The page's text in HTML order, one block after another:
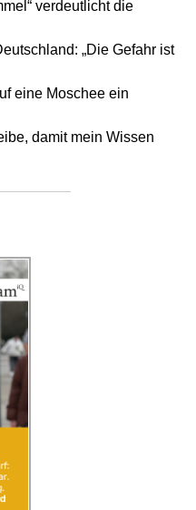
verdeutlicht die
„Die Gefahr ist
eine Moschee ein
damit mein Wissen